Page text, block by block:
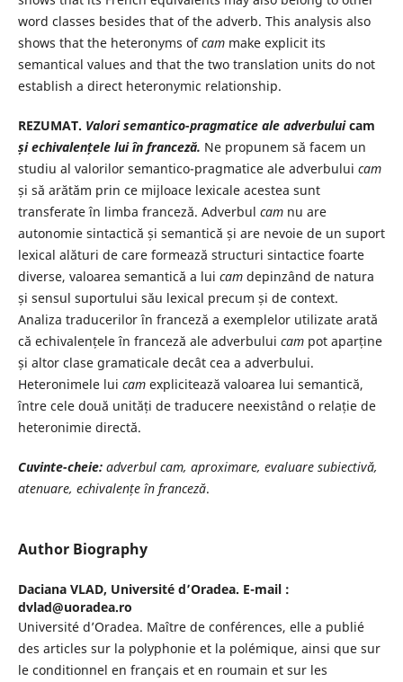
word classes besides that of the adverb. This analysis also
shows that the heteronyms ofcammake explicit its
semantical values and that the two translation units do not
establish a direct heteronymic relationship.
REZUMAT. Valori semantico-pragmatice ale adverbuluicam
șiechivalențele lui în franceză. Ne propunem să facem un
studiu al valorilor semantico-pragmatice ale adverbului cam
și să arătăm prin ce mijloace lexicale acestea sunt
transferate în limba franceză. Adverbul camnu are
autonomie sintactică și semantică și are nevoie de un suport
lexical alături de care formează structuri sintactice foarte
diverse, valoarea semantică a lui camdepinzând de natura
și sensul suportului său lexical precum și de context.
Analiza traducerilor în franceză a exemplelor utilizate arată
că echivalențele în franceză ale adverbului campot aparține
și altor clase gramaticale decât cea a adverbului.
Heteronimele lui camexplicitează valoarea lui semantică,
între cele două unități de traducere neexistând o relație de
heteronimie directă.
Cuvinte-cheie:adverbul cam, aproximare, evaluare subiectivă,
atenuare, echivalențe în franceză.
Author Biography
Daciana VLAD, Université d’Oradea. E-mail :
dvlad@uoradea.ro
Université d’Oradea. Maître de conférences, elle a publié
des articles sur la polyphonie et la polémique, ainsi que sur
le conditionnel en français et en roumain et sur les